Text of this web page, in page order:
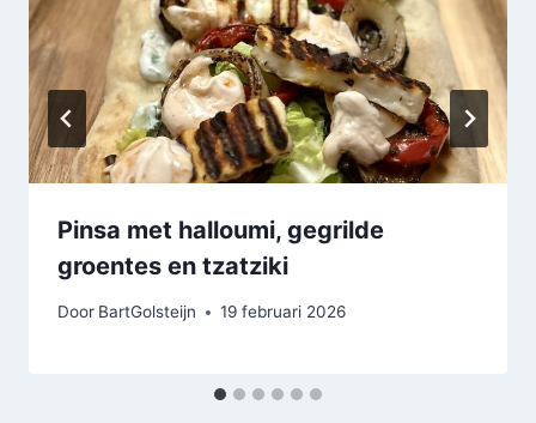
Pinsa met halloumi, gegrilde
groentes en tzatziki
Door BartGolsteijn 19 februari 2026